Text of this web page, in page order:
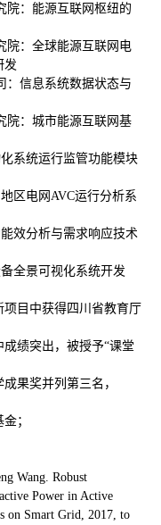
院：能源互联网枢纽的
院：全球能源互联网电
发
：信息系统数据状态与
院：城市能源互联网基
系统运行监管功能模块
区电网AVC运行分析系
效分析与需求响应技术
全景可视化系统开发
项目中获得四川省教育厅
绩突出，被授予“课堂
果奖并列第三名，
；
Wang. Robust
Power in Active
on Smart Grid, 2017, to